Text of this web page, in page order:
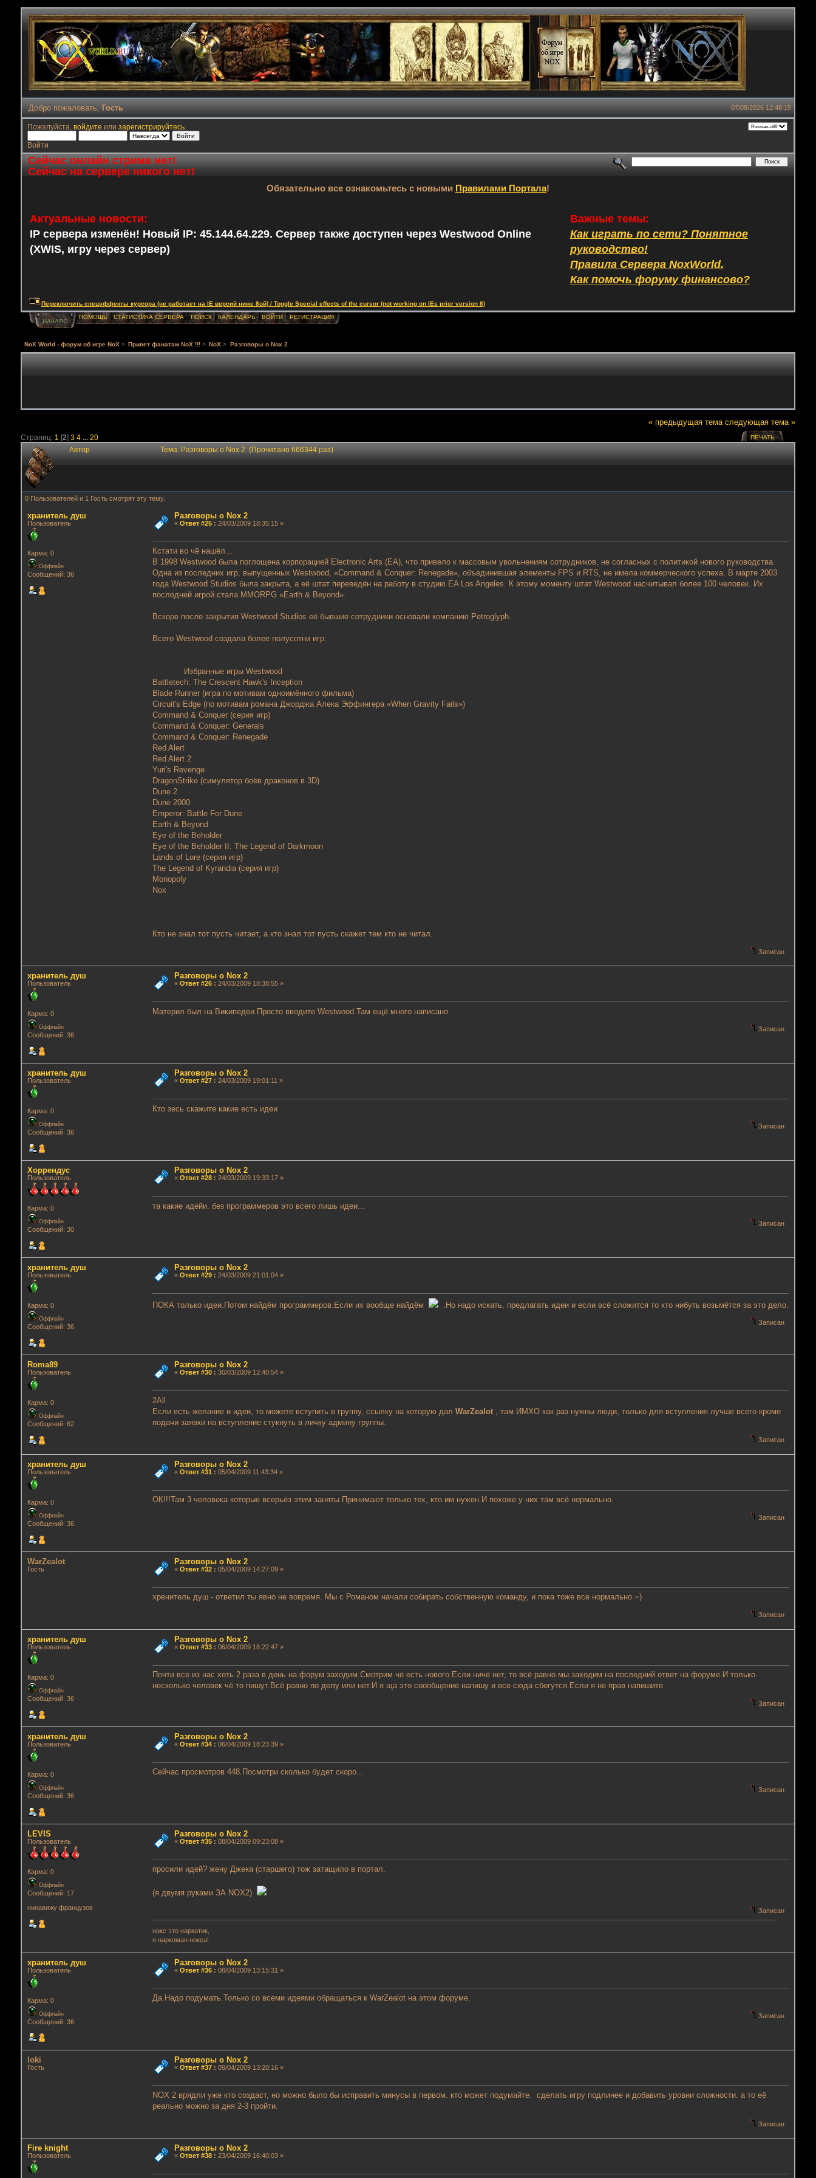
07/08/2026 12:48:15
Добро пожаловать, Гость
Пожалуйста, войдите или зарегистрируйтесь.
Войти
Сейчас онлайн стрима нет!
Сейчас на сервере никого нет!
Обязательно все ознакомьтесь с новыми Правилами Портала!
Актуальные новости:
IP сервера изменён! Новый IP: 45.144.64.229. Сервер также доступен через Westwood Online
(XWIS, игру через сервер)
Важные темы:
Как играть по сети? Понятное
руководство!
Правила Сервера NoxWorld.
Как помочь форуму финансово?
Переключить спецэффекты курсора (не работает на IE версий ниже 8ой) / Toggle Special effects of the cursor (not working on IEs prior version 8)
НАЧАЛО
ПОМОЩЬ СТАТИСТИКА СЕРВЕРА ПОИСК КАЛЕНДАРЬ ВОЙТИ РЕГИСТРАЦИЯ
NoX World - форум об игре NoX > Привет фанатам NoX !!! > NoX > Разговоры о Nox 2
« предыдущая тема следующая тема »
Страниц: 1 [2] 3 4 ... 20 ПЕЧАТЬ
Автор Тема: Разговоры о Nox 2 (Прочитано 666344 раз)
0 Пользователей и 1 Гость смотрят эту тему.
хранитель душ
Пользователь
Карма: 0
Оффлайн
Сообщений: 36
Разговоры о Nox 2
« Ответ #25: 24/03/2009 18:35:15 »
Кстати во чё нашёл...
В 1998 Westwood была поглощена корпорацией Electronic Arts (EA), что привело к массовым увольнениям сотрудников, не согласных с политикой нового руководства.
Одна из последних игр, выпущенных Westwood, «Command & Conquer: Renegade», объединившая элементы FPS и RTS, не имела коммерческого успеха. В марте 2003
года Westwood Studios была закрыта, а её штат переведён на работу в студию EA Los Angeles. К этому моменту штат Westwood насчитывал более 100 человек. Их
последней игрой стала MMORPG «Earth & Beyond».
Вскоре после закрытия Westwood Studios её бывшие сотрудники основали компанию Petroglyph.
Всего Westwood создала более полусотни игр.
Избранные игры Westwood
Battletech: The Crescent Hawk's Inception
Blade Runner (игра по мотивам одноимённого фильма)
Circuit's Edge (по мотивам романа Джорджа Алека Эффингера «When Gravity Fails»)
Command & Conquer (серия игр)
Command & Conquer: Generals
Command & Conquer: Renegade
Red Alert
Red Alert 2
Yuri's Revenge
DragonStrike (симулятор боёв драконов в 3D)
Dune 2
Dune 2000
Emperor: Battle For Dune
Earth & Beyond
Eye of the Beholder
Eye of the Beholder II: The Legend of Darkmoon
Lands of Lore (серия игр)
The Legend of Kyrandia (серия игр)
Monopoly
Nox
Кто не знал тот пусть читает, а кто знал тот пусть скажет тем кто не читал.
Записан
хранитель душ
Пользователь
Карма: 0
Оффлайн
Сообщений: 36
Разговоры о Nox 2
« Ответ #26: 24/03/2009 18:38:55 »
Материл был на Википедеи.Просто вводите Westwood.Там ещё много написано.
Записан
хранитель душ
Пользователь
Карма: 0
Оффлайн
Сообщений: 36
Разговоры о Nox 2
« Ответ #27: 24/03/2009 19:01:11 »
Кто зесь скажите какие есть идеи
Записан
Хоррендус
Пользователь
Карма: 0
Оффлайн
Сообщений: 30
Разговоры о Nox 2
« Ответ #28: 24/03/2009 19:33:17 »
та какие идейи. без программеров это всего лишь идеи...
Записан
хранитель душ
Пользователь
Карма: 0
Оффлайн
Сообщений: 36
Разговоры о Nox 2
« Ответ #29: 24/03/2009 21:01:04 »
ПОКА только идеи.Потом найдём программеров.Если их вообще найдём .Но надо искать, предлагать идеи и если всё сложится то кто нибуть возьмётся за это дело.
Записан
Roma89
Пользователь
Карма: 0
Оффлайн
Сообщений: 62
Разговоры о Nox 2
« Ответ #30: 30/03/2009 12:40:54 »
2All
Если есть желание и идеи, то можете вступить в группу, ссылку на которую далWarZealot , там ИМХО как раз нужны люди, только для вступления лучше всего кроме
подачи заявки на вступление стукнуть в личку админу группы.
Записан
хранитель душ
Пользователь
Карма: 0
Оффлайн
Сообщений: 36
Разговоры о Nox 2
« Ответ #31 : 05/04/2009 11:43:34 »
ОК!!!Там 3 человека которые всерьёз этим заняты.Принимают только тех, кто им нужен.И похоже у них там всё нормально.
Записан
WarZealot
Гость
Разговоры о Nox 2
« Ответ #32: 05/04/2009 14:27:09 »
хренитель душ - ответил ты явно не вовремя. Мы с Романом начали собирать собственную команду, и пока тоже все нормально =)
Записан
хранитель душ
Пользователь
Карма: 0
Оффлайн
Сообщений: 36
Разговоры о Nox 2
« Ответ #33: 06/04/2009 18:22:47 »
Почти все из нас хоть 2 раза в день на форум заходим.Смотрим чё есть нового.Если ничё нет, то всё равно мы заходим на последний ответ на форуме.И только
несколько человек чё то пишут.Всё равно по делу или нет.И я ща это соообщение напишу и все сюда сбегутся.Если я не прав напишите.
Записан
хранитель душ
Пользователь
Карма: 0
Оффлайн
Сообщений: 36
Разговоры о Nox 2
« Ответ #34: 06/04/2009 18:23:39 »
Сейчас просмотров 448.Посмотри сколько будет скоро...
Записан
LEVIS
Пользователь
Карма: 0
Оффлайн
Сообщений: 17
нинавижу французов
Разговоры о Nox 2
« Ответ #35: 08/04/2009 09:23:08 »
просили идей? жену Джека (старшего) тож затащило в портал.
(я двумя руками ЗА NOX2)
Записан
нокс это наркотик,
я наркоман нокса!
хранитель душ
Пользователь
Карма: 0
Оффлайн
Сообщений: 36
Разговоры о Nox 2
« Ответ #36: 08/04/2009 13:15:31 »
Да.Надо подумать.Только со всеми идеями обращаться к WarZealot на этом форуме.
Записан
loki
Гость
Разговоры о Nox 2
« Ответ #37: 09/04/2009 13:20:16 »
NOX 2 врядли уже кто создаст, но можно было бы исправить минусы в первом. кто может подумайте. сделать игру подлинее и добавить уровни сложности. а то её
реально можно за дня 2-3 пройти.
Записан
Fire knight
Пользователь
Разговоры о Nox 2
« Ответ #38: 23/04/2009 16:40:03 »